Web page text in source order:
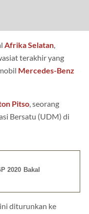
Afrika Selatan,
terakhir yang
Mercedes-Benz
Pitso , seorang
Bersatu (UDM) di
2020 Bakal
diturunkan ke